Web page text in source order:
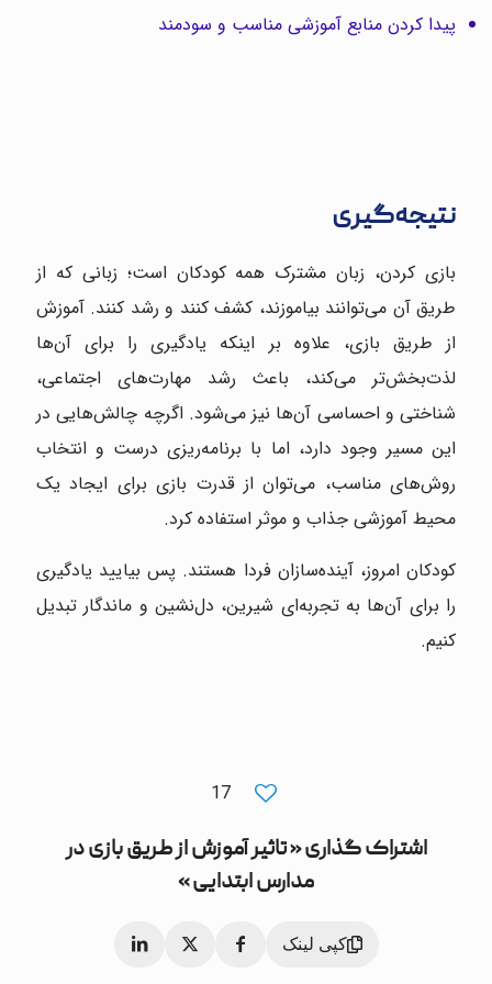
پیدا کردن منابع آموزشی مناسب و سودمند
نتیجه‌گیری
بازی کردن، زبان مشترک همه کودکان است؛ زبانی که از
طریق آن می‌توانند بیاموزند، کشف کنند و رشد کنند. آموزش
از طریق بازی، علاوه بر اینکه یادگیری را برای آن‌ها
لذت‌بخش‌تر می‌کند، باعث رشد مهارت‌های اجتماعی،
شناختی و احساسی آن‌ها نیز می‌شود. اگرچه چالش‌هایی در
این مسیر وجود دارد، اما با برنامه‌ریزی درست و انتخاب
روش‌های مناسب، می‌توان از قدرت بازی برای ایجاد یک
محیط آموزشی جذاب و موثر استفاده کرد.
کودکان امروز، آینده‌سازان فردا هستند. پس بیایید یادگیری
را برای آن‌ها به تجربه‌ای شیرین، دل‌نشین و ماندگار تبدیل
کنیم.
17
اشتراک گذاری « تاثیر آموزش از طریق بازی در
مدارس ابتدایی »
کپی لینک